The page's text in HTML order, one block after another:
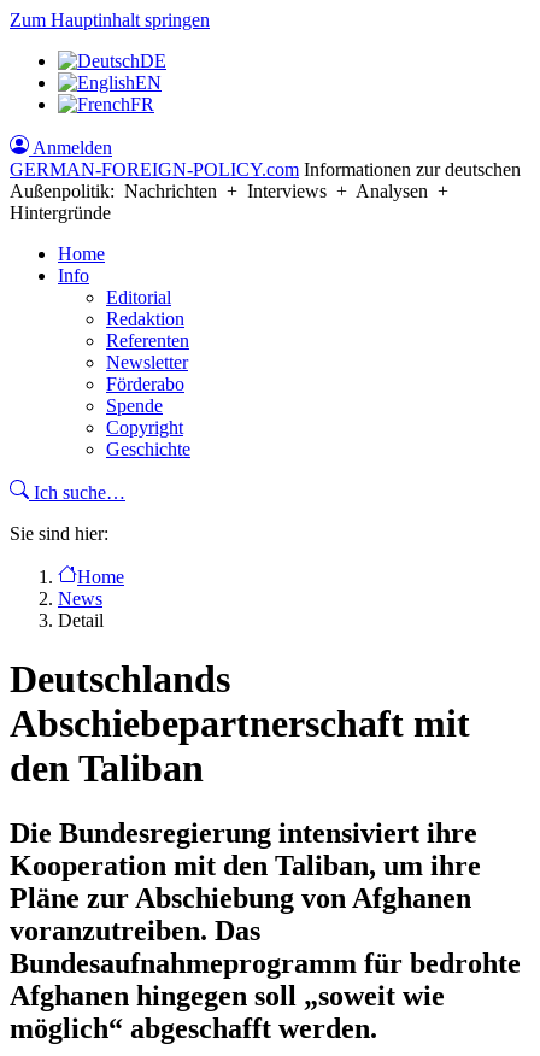
Zum Hauptinhalt springen
DE
EN
FR
Anmelden
GERMAN-FOREIGN-POLICY.com Informationen zur deutschen
Außenpolitik: Nachrichten + Interviews + Analysen +
Hintergründe
Home
Info
Editorial
Redaktion
Referenten
Newsletter
Förderabo
Spende
Copyright
Geschichte
Ich suche…
Sie sind hier:
Home
News
Detail
Deutschlands
Abschiebepartnerschaft mit
den Taliban
Die Bundesregierung intensiviert ihre
Kooperation mit den Taliban, um ihre
Pläne zur Abschiebung von Afghanen
voranzutreiben. Das
Bundesaufnahmeprogramm für bedrohte
Afghanen hingegen soll „soweit wie
möglich“ abgeschafft werden.